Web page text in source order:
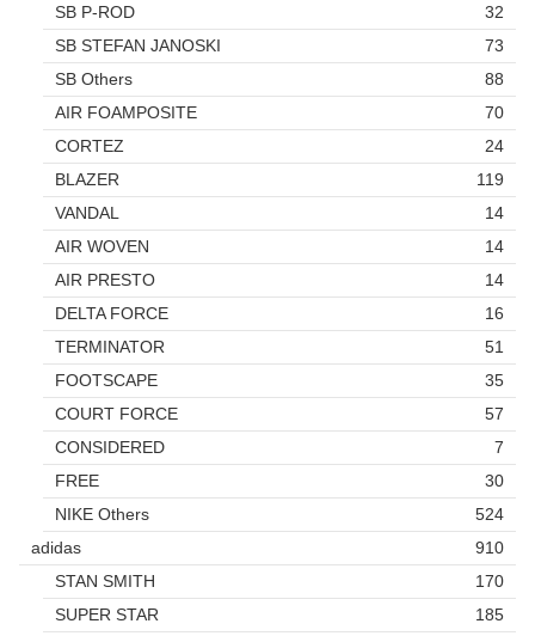
SB P-ROD
32
SB STEFAN JANOSKI
73
SB Others
88
AIR FOAMPOSITE
70
CORTEZ
24
BLAZER
119
VANDAL
14
AIR WOVEN
14
AIR PRESTO
14
DELTA FORCE
16
TERMINATOR
51
FOOTSCAPE
35
COURT FORCE
57
CONSIDERED
7
FREE
30
NIKE Others
524
adidas
910
STAN SMITH
170
SUPER STAR
185